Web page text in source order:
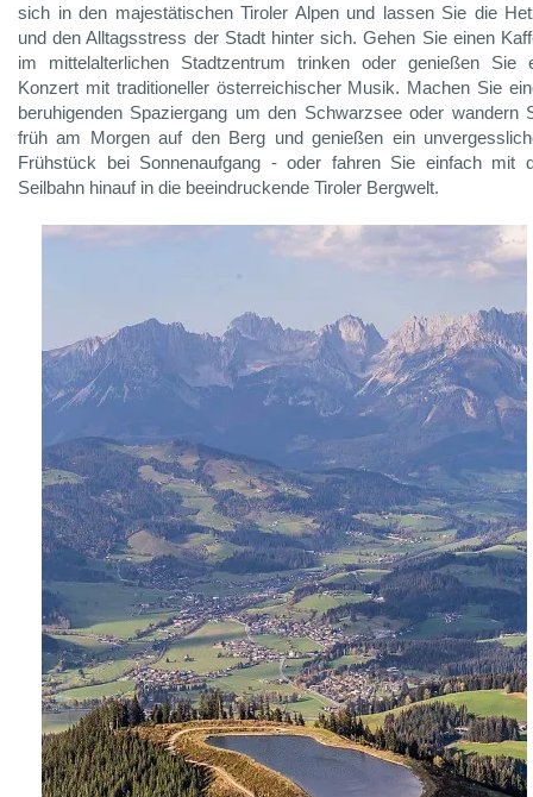
sich in den majestätischen Tiroler Alpen und lassen Sie die
und den Alltagsstress der Stadt hinter sich. Gehen Sie einen
im mittelalterlichen Stadtzentrum trinken oder genießen Sie
Konzert mit traditioneller österreichischer Musik. Machen Sie
beruhigenden Spaziergang um den Schwarzsee oder wandern
früh am Morgen auf den Berg und genießen ein
Frühstück bei Sonnenaufgang - oder fahren Sie einfach mit
Seilbahn hinauf in die beeindruckende Tiroler Bergwelt.